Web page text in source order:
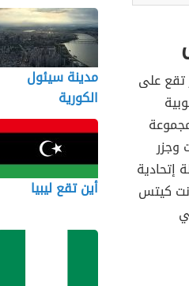
على
وجزر
إتحادية
كيتس
مدينة سيئول
الكورية
أين تقع ليبيا